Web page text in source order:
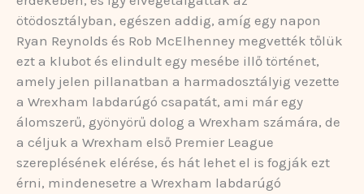
ötödosztályban, egészen addig, amíg egy napon
Ryan Reynolds és Rob McElhenney megvették tőlük
ezt a klubot és elindult egy mesébe illő történet,
amely jelen pillanatban a harmadosztályig vezette
a Wrexham labdarúgó csapatát, ami már egy
álomszerű, gyönyörű dolog a Wrexham számára, de
a céljuk a Wrexham első Premier League
szereplésének elérése, és hát lehet el is fogják ezt
érni, mindenesetre a Wrexham labdarúgó